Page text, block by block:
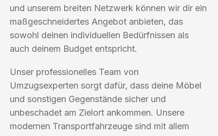
und unserem breiten Netzwerk können wir dir ein
maßgeschneidertes Angebot anbieten, das
sowohl deinen individuellen Bedürfnissen als
auch deinem Budget entspricht.
Unser professionelles Team von
Umzugsexperten sorgt dafür, dass deine Möbel
und sonstigen Gegenstände sicher und
unbeschadet am Zielort ankommen. Unsere
modernen Transportfahrzeuge sind mit allem